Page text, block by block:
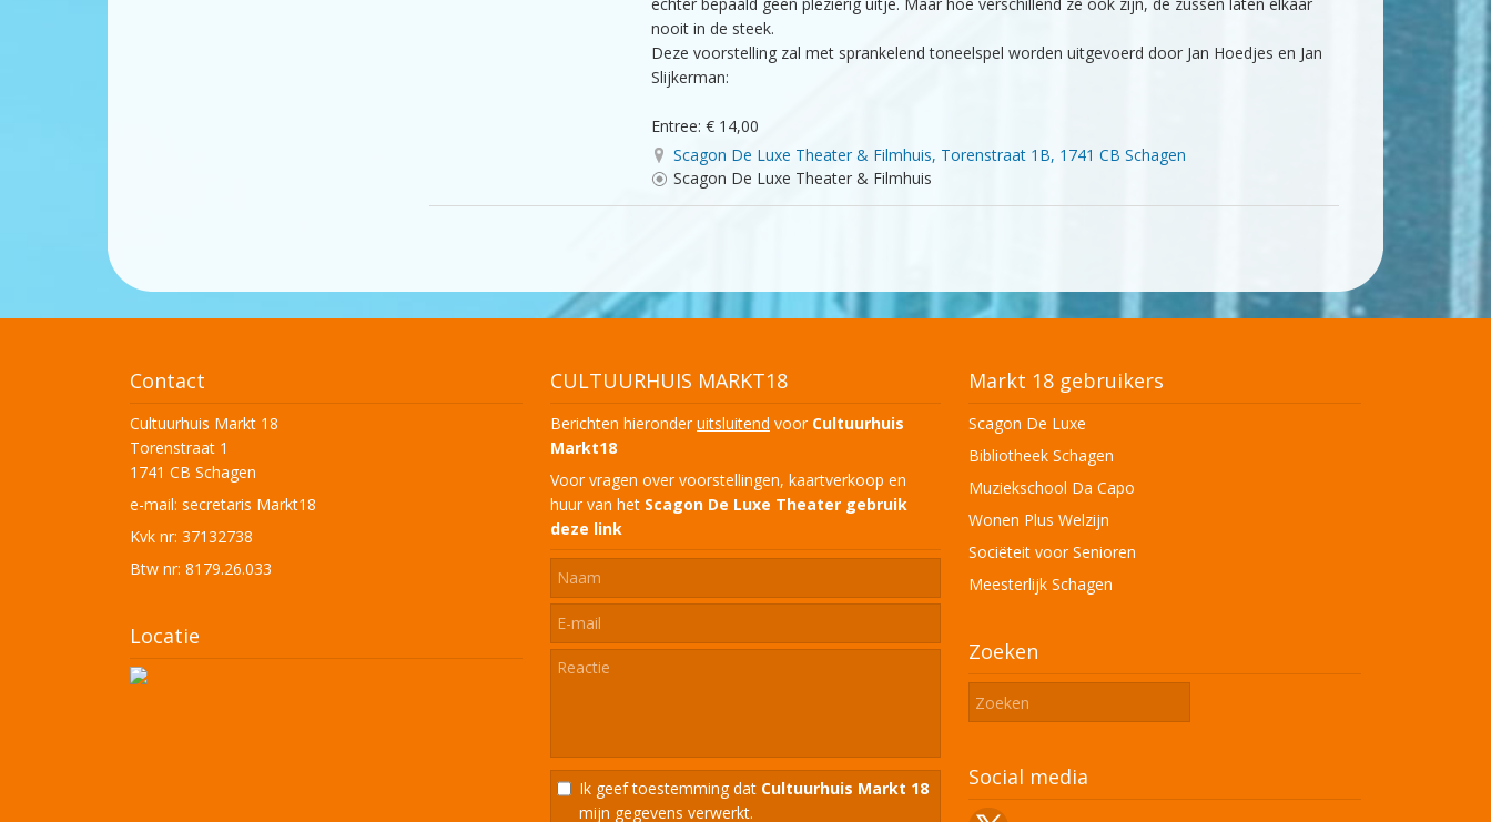
nooit in de steek.
Deze voorstelling zal met sprankelend toneelspel worden uitgevoerd door Jan Hoedjes en Jan
Slijkerman:
Entree: € 14,00
Scagon De Luxe Theater & Filmhuis, Torenstraat 1B, 1741 CB Schagen
Scagon De Luxe Theater & Filmhuis
Contact
Cultuurhuis Markt 18
Torenstraat 1
1741 CB Schagen
e-mail: secretaris Markt18
Kvk nr: 37132738
Btw nr: 8179.26.033
Locatie
CULTUURHUIS MARKT18
Berichten hieronderuitsluitend voor Cultuurhuis
Markt18
Voor vragen over voorstellingen, kaartverkoop en
huur van het Scagon De Luxe Theater gebruik
deze link
Ik geef toestemming dat Cultuurhuis Markt 18
mijn gegevens verwerkt.
Markt 18 gebruikers
Scagon De Luxe
Bibliotheek Schagen
Muziekschool Da Capo
Wonen Plus Welzijn
Sociëteit voor Senioren
Meesterlijk Schagen
Zoeken
Social media